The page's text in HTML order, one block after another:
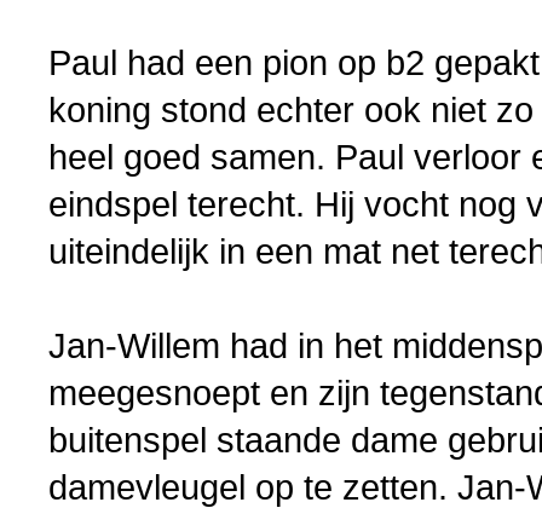
Paul had een pion op b2
koning stond echter ook niet
heel goed samen. Paul verloor
eindspel terecht. Hij vocht nog
uiteindelijk in een mat net
Jan-Willem had in het
meegesnoept en zijn
buitenspel staande dame
damevleugel op te zetten.